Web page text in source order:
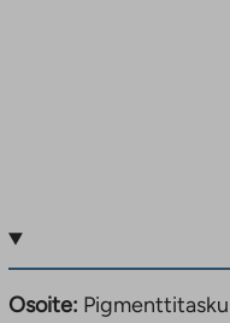
Osoite: